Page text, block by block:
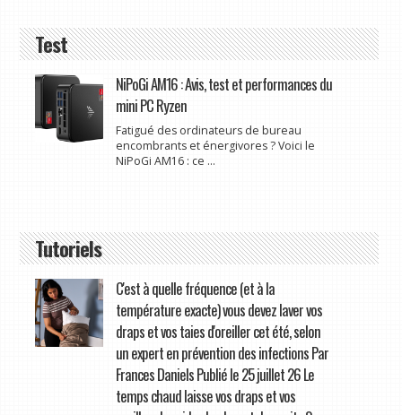
Test
NiPoGi AM16 : Avis, test et performances du
mini PC Ryzen
Fatigué des ordinateurs de bureau
encombrants et énergivores ? Voici le
NiPoGi AM16 : ce ...
Tutoriels
C'est à quelle fréquence (et à la
température exacte) vous devez laver vos
draps et vos taies d'oreiller cet été, selon
un expert en prévention des infections Par
Frances Daniels Publié le 25 juillet 26 Le
temps chaud laisse vos draps et vos